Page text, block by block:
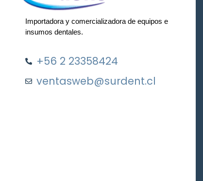
Importadora y comercializadora de equipos e
insumos dentales.
+56 2 23358424
ventasweb@surdent.cl